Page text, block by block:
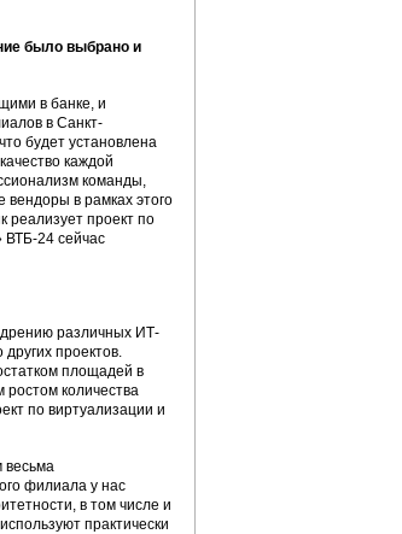
было выбрано и
в банке, и
в Санкт-
будет установлена
каждой
команды,
в рамках этого
реализует проект по
ВТБ-24 сейчас
различных ИТ-
проектов.
площадей в
количества
по виртуализации и
весьма
филиала у нас
в том числе и
практически